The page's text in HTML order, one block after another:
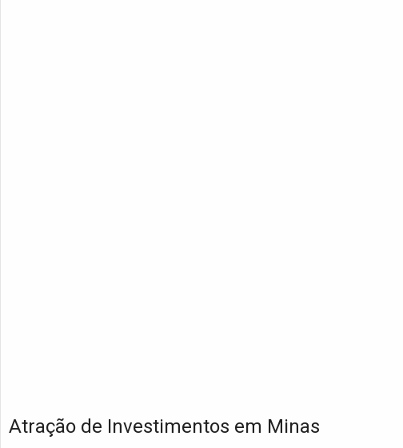
Atração de Investimentos em Minas